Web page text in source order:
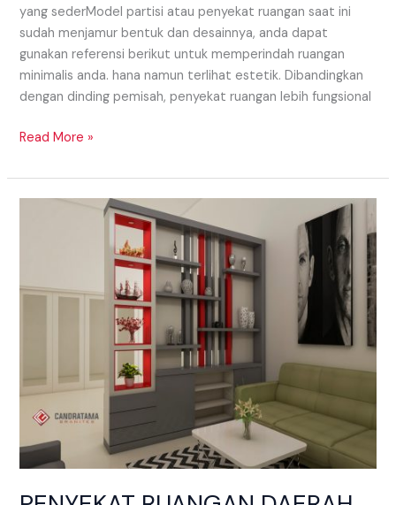
yang sederModel partisi atau penyekat ruangan saat ini
sudah menjamur bentuk dan desainnya, anda dapat
gunakan referensi berikut untuk memperindah ruangan
minimalis anda. hana namun terlihat estetik. Dibandingkan
dengan dinding pemisah, penyekat ruangan lebih fungsional
Read More »
YANG